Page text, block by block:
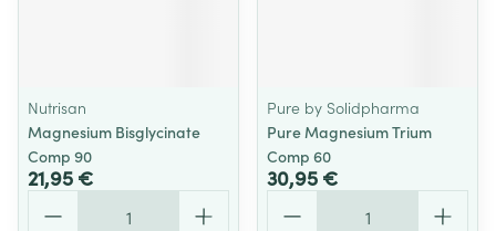
Nutrisan
Magnesium Bisglycinate
Comp 90
21,95 €
Pure by Solidpharma
Pure Magnesium Trium
Comp 60
30,95 €